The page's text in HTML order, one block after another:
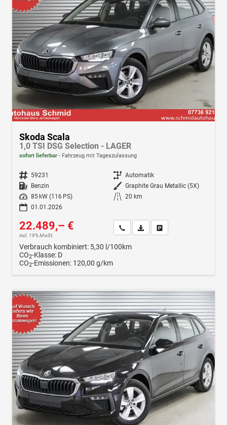
Skoda Scala
1,0 TSI DSG Selection - LAGER
sofort lieferbar Fahrzeug mit Tageszulassung
Fahrzeugnr. 59231 Getriebe Automatik
Kraftstoff Benzin Außenfarbe Graphite Grau Metallic (5X)
Leistung
85 kW (116 PS) Kilometerstand 20 km
01.01.2026
22.489,– €
incl. 19% MwSt.
Wir rufen Sie anFahrzeugexposé (PDF)
Verbrauch kombiniert: 5,30 l/100km
CO2-Klasse: D
CO2-Emissionen: 120,00 g/km